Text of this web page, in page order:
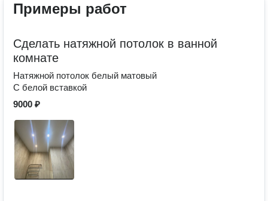
Примеры работ
Сделать натяжной потолок в ванной
комнате
Натяжной потолок белый матовый
С белой вставкой
9000 ₽